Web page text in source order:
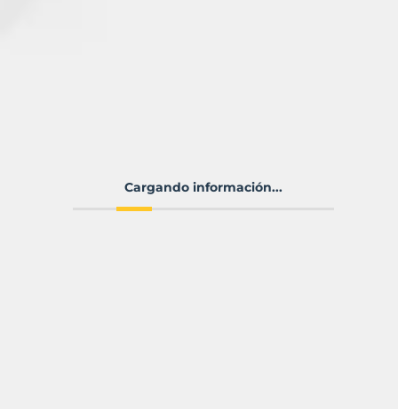
Cargando información...